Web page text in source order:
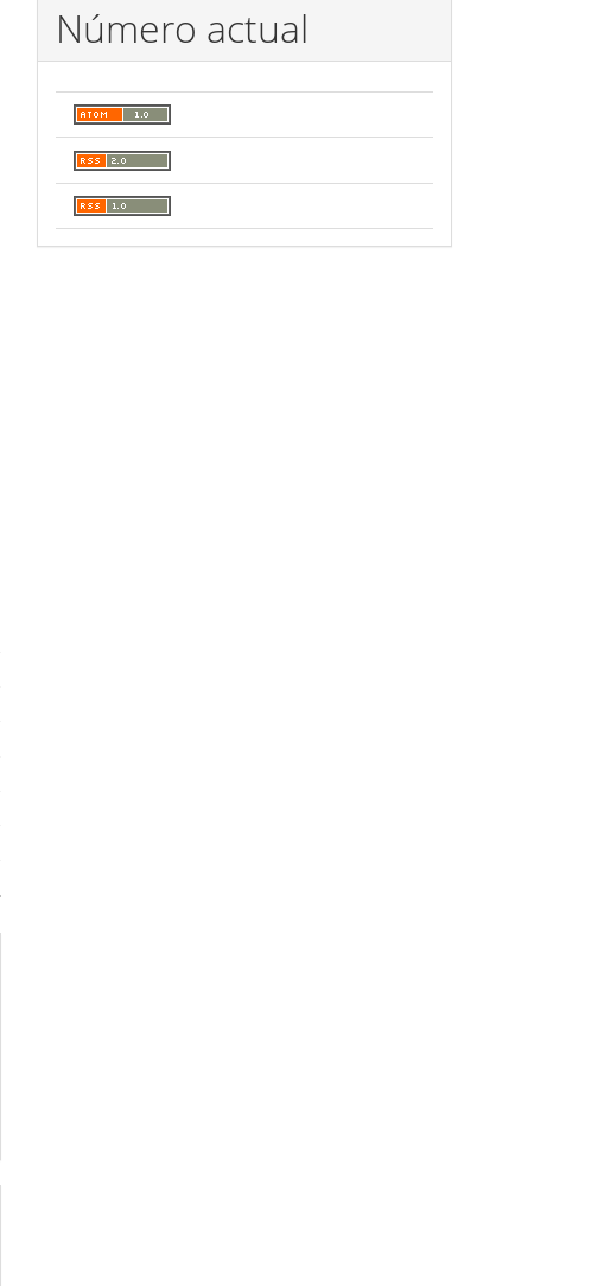
Número actual